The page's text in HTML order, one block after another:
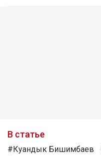
В статье
#Куандык Бишимбаев